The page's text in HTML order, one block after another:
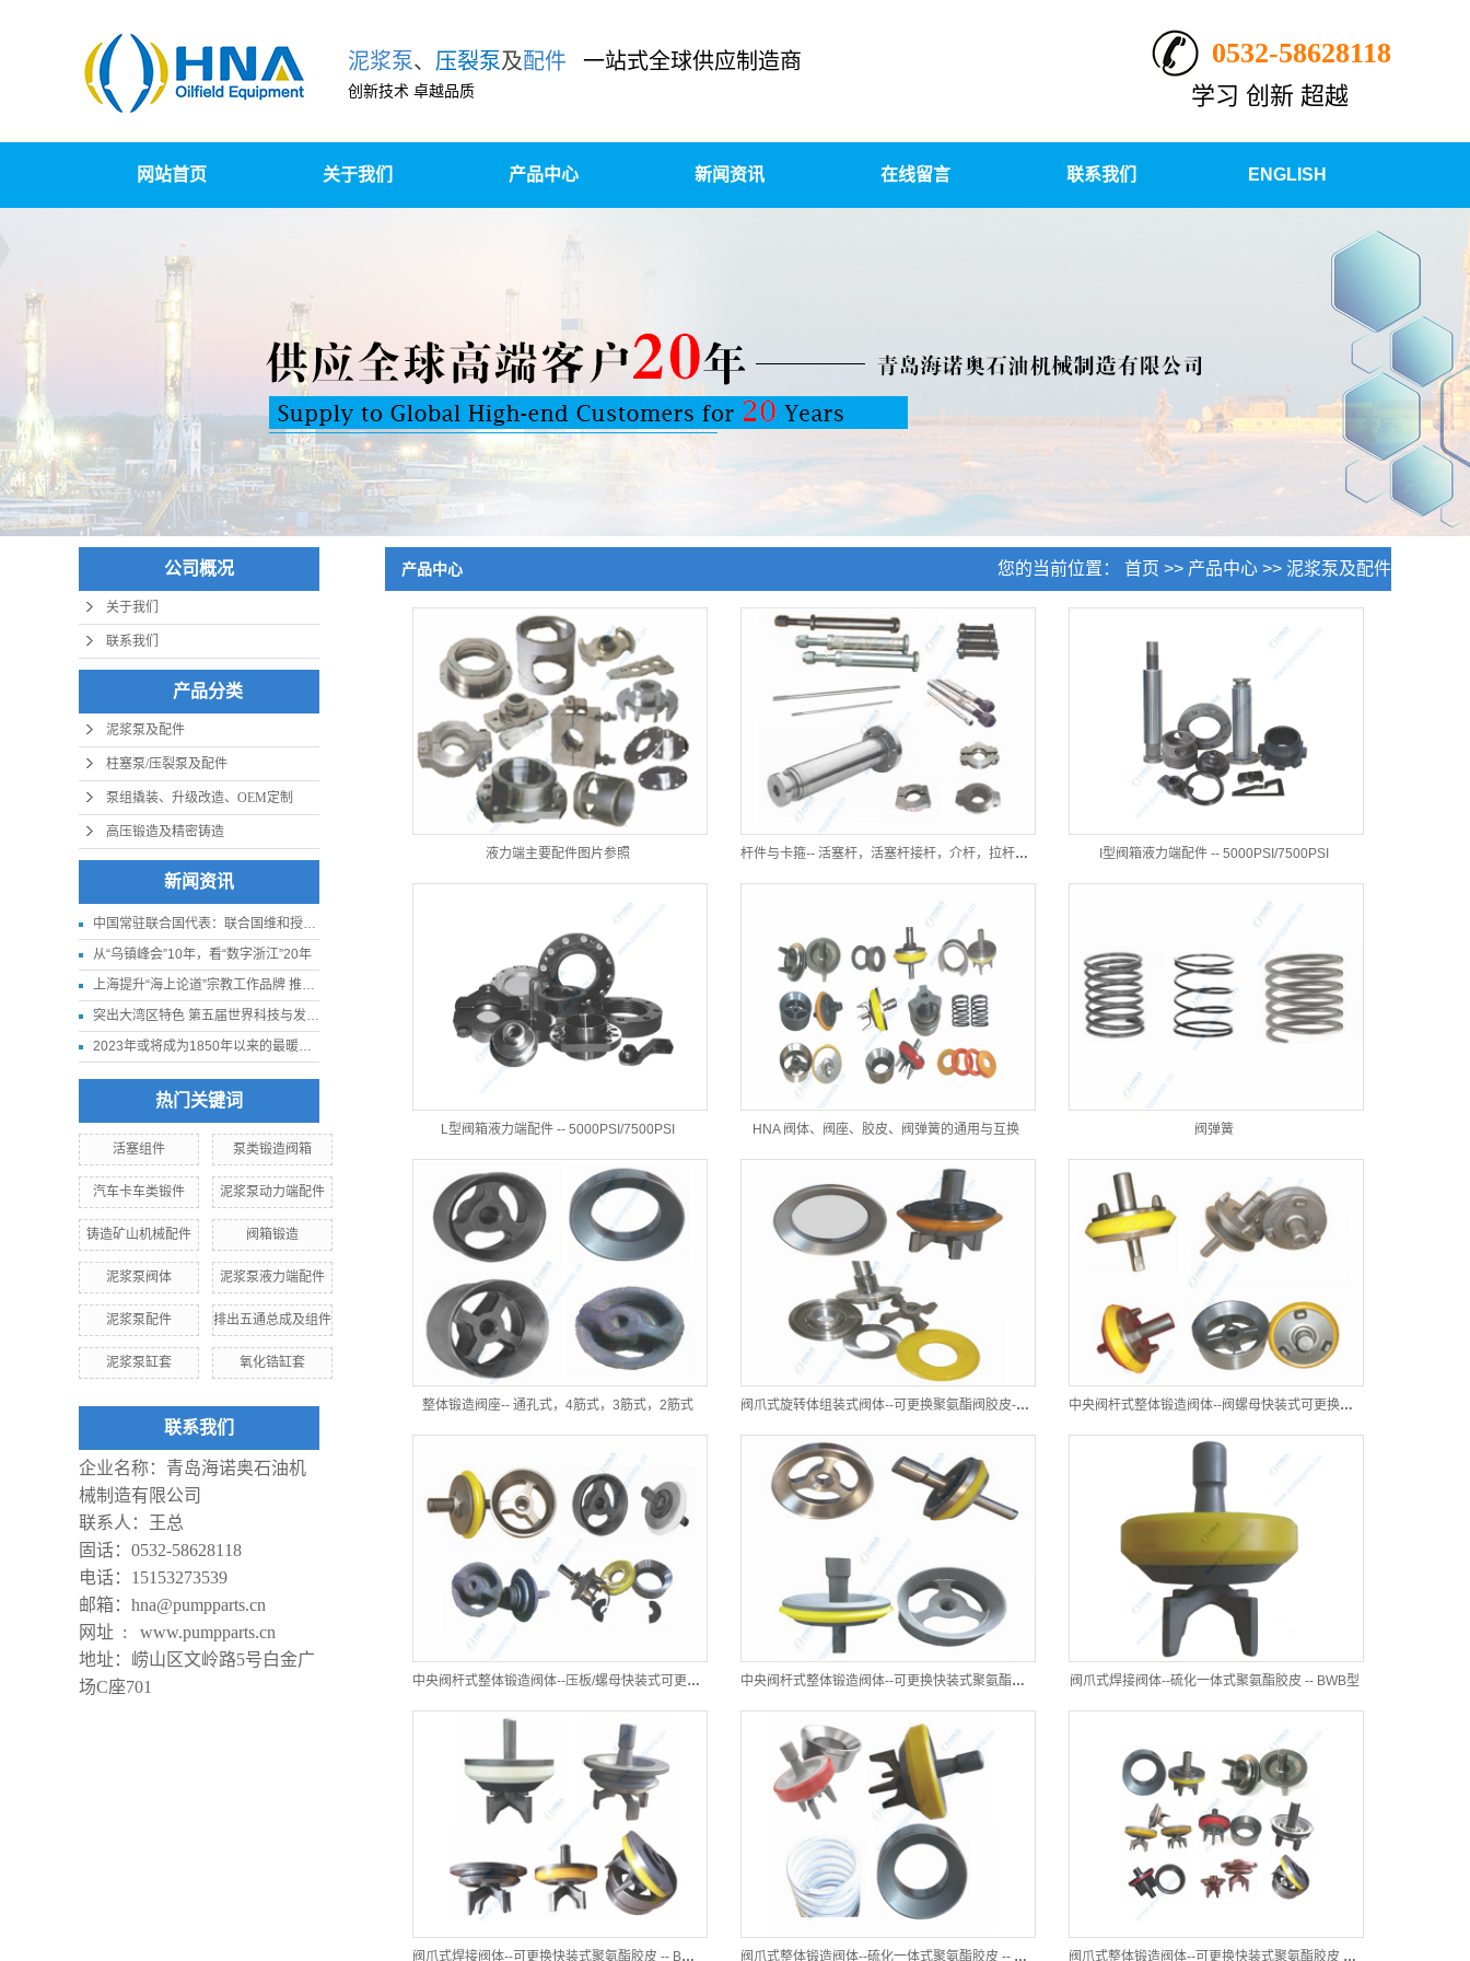
泥浆泵、 压裂泵及配件 一站式全球供应制造商
创新技术 卓越品质
0532-58628118
学习 创新 超越
网站首页 关于我们 产品中心
高压锻造及精密铸造
新闻资讯 在线留言 联系我们 ENGLISH
公司概况
关于我们
联系我们
产品分类
泥浆泵及配件
柱塞泵/压裂泵及配件
泵组撬装、升级改造、OEM定制
高压锻造及精密铸造
新闻资讯
中国常驻联合国代表：联合国维和授权应更贴近实际
从“乌镇峰会”10年，看“数字浙江”20年
上海提升“海上论道”宗教工作品牌 推进我国宗教中国化走深走实
突出大湾区特色 第五届世界科技与发展论坛11月下旬在深圳举行
2023年或将成为1850年以来的最暖年份
热门关键词
活塞组件 泵类锻造阀箱
汽车卡车类锻件 泥浆泵动力端配件
铸造矿山机械配件 阀箱锻造
泥浆泵阀体 泥浆泵液力端配件
泥浆泵配件 排出五通总成及组件
泥浆泵缸套 氧化锆缸套
联系我们
企业名称：青岛海诺奥石油机
械制造有限公司
联系人：王总
固话：0532-58628118
电话：15153273539
邮箱：hna@pumpparts.cn
网址 : www.pumpparts.cn
地址：崂山区文岭路5号白金广
场C座701
产品中心 您的当前位置： 首页 >> 产品中心 >> 泥浆泵及配件
液力端主要配件图片参照 杆件与卡箍-- 活塞杆，活塞杆接杆，介杆，拉杆， 卡箍 I型阀箱液力端配件 -- 5000PSI/7500PSI
L型阀箱液力端配件 -- 5000PSI/7500PSI HNA 阀体、阀座、胶皮、阀弹簧的通用与互换 阀弹簧
整体锻造阀座-- 通孔式，4筋式，3筋式，2筋式 阀爪式旋转体组装式阀体--可更换聚氨酯阀胶皮-- BRR型 中央阀杆式整体锻造阀体--阀螺母快装式可更换聚氨酯胶皮-- CFN型
中央阀杆式整体锻造阀体--压板/螺母快装式可更换聚氨酯胶皮-- CFP/CFL型 中央阀杆式整体锻造阀体--可更换快装式聚氨酯胶皮-- CFR型 阀爪式焊接阀体--硫化一体式聚氨酯胶皮 -- BWB型
阀爪式焊接阀体--可更换快装式聚氨酯胶皮 -- BWR型 阀爪式整体锻造阀体--硫化一体式聚氨酯胶皮 -- BFB型 阀爪式整体锻造阀体--可更换快装式聚氨酯胶皮 -- BFR型